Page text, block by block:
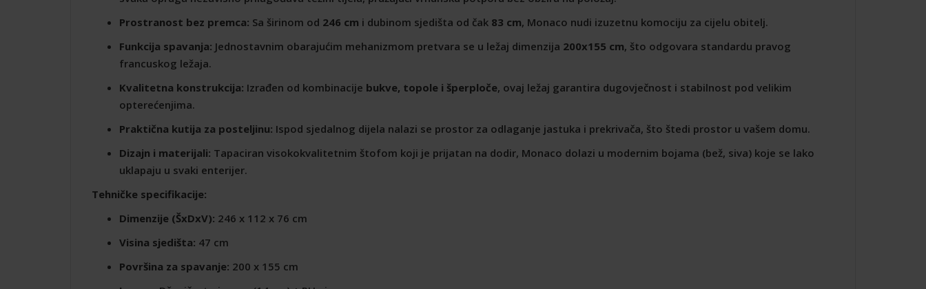
Prostranost bez premca: Sa širinom od 246 cm i dubinom sjedišta od čak 83 cm, Monaco nudi izuzetnu komociju za cijelu obitelj.
Funkcija spavanja: Jednostavnim obarajućim mehanizmom pretvara se u ležaj dimenzija 200x155 cm, što odgovara standardu pravog
francuskog ležaja.
Kvalitetna konstrukcija: Izrađen od kombinacije bukve, topole i šperploče, ovaj ležaj garantira dugovječnost i stabilnost pod velikim
opterećenjima.
Praktična kutija za posteljinu: Ispod sjedalnog dijela nalazi se prostor za odlaganje jastuka i prekrivača, što štedi prostor u vašem domu.
Dizajn i materijali: Tapaciran visokokvalitetnim štofom koji je prijatan na dodir, Monaco dolazi u modernim bojama (bež, siva) koje se lako
uklapaju u svaki enterijer.
Tehničke specifikacije:
Dimenzije (ŠxDxV): 246 x 112 x 76 cm
Visina sjedišta: 47 cm
Površina za spavanje: 200 x 155 cm